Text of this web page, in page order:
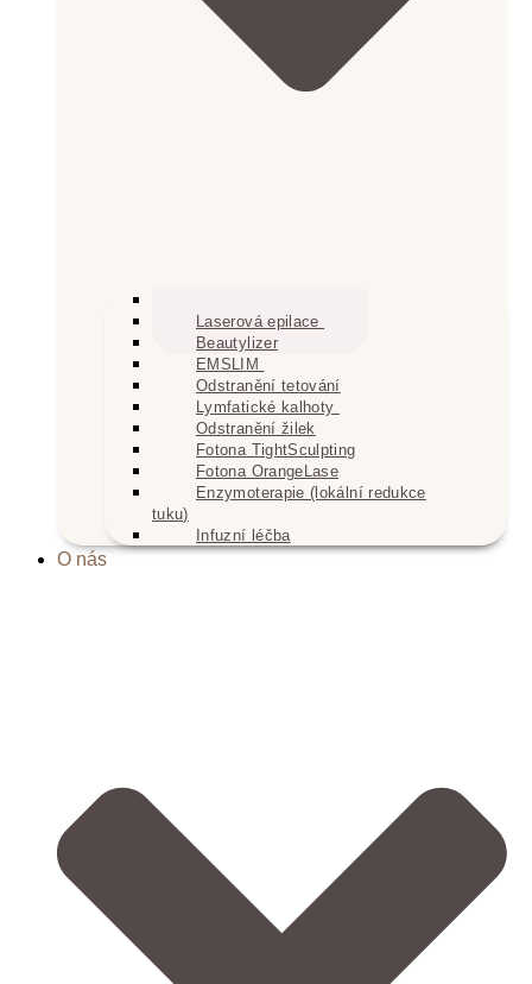
Laserová epilace
Beautylizer
EMSLIM
Odstranění tetování
Lymfatické kalhoty
Odstranění žilek
Fotona TightSculpting
Fotona OrangeLase
Enzymoterapie (lokální redukce
tuku)
Infuzní léčba
O nás